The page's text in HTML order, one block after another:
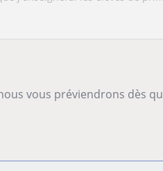
vous préviendrons dès